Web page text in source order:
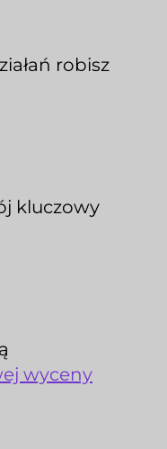
robisz
kluczowy
wyceny